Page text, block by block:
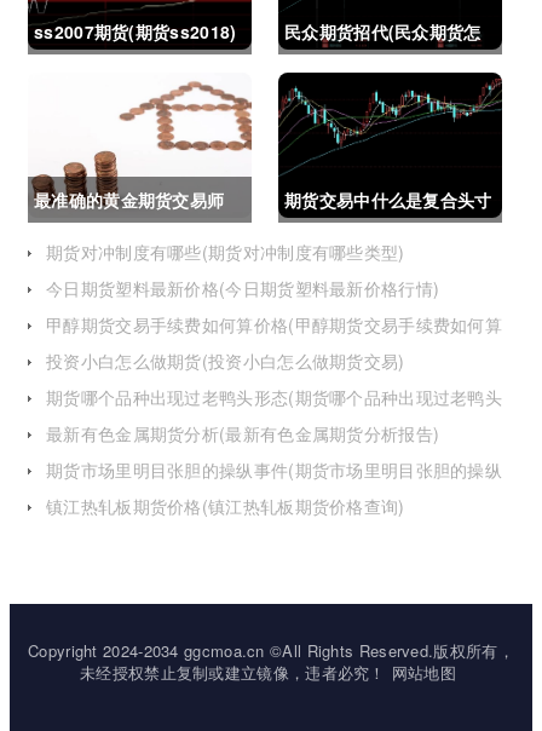
ss2007期货(期货ss2018)
民众期货招代(民众期货怎
么了)
最准确的黄金期货交易师
(最准确的黄金期货交易师
是谁)
期货交易中什么是复合头寸
(期货交易中什么是复合头
寸交易)
期货对冲制度有哪些(期货对冲制度有哪些类型)
今日期货塑料最新价格(今日期货塑料最新价格行情)
甲醇期货交易手续费如何算价格(甲醇期货交易手续费如何算
价格的)
投资小白怎么做期货(投资小白怎么做期货交易)
期货哪个品种出现过老鸭头形态(期货哪个品种出现过老鸭头
形态的变化)
最新有色金属期货分析(最新有色金属期货分析报告)
期货市场里明目张胆的操纵事件(期货市场里明目张胆的操纵
事件是什么)
镇江热轧板期货价格(镇江热轧板期货价格查询)
Copyright 2024-2034 ggcmoa.cn ©All Rights Reserved.版权所有，
未经授权禁止复制或建立镜像，违者必究！
网站地图